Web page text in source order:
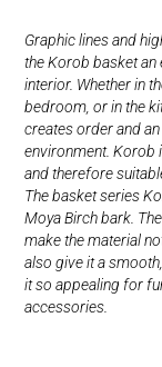
Graphic lines and
the Korob basket an
interior. Whether in
bedroom, or in the
creates order and
environment. Korob
and therefore
The basket series
Moya Birch bark.
make the material
also give it a
it so appealing for
accessories.